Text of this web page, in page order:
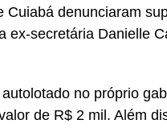
Cuiabá denunciaram
ex-secretária Danielle
no próprio
de R$ 2 mil. Além